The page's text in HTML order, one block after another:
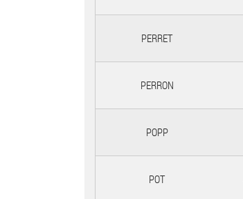
PERRET
PERRON
POPP
POT